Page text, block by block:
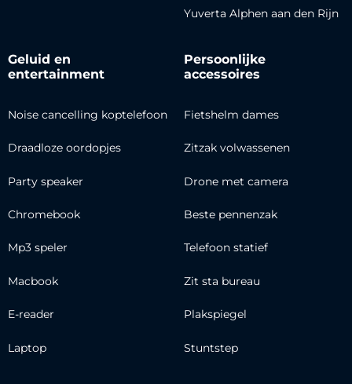
Yuverta Alphen aan den Rijn
Geluid en
entertainment
Noise cancelling koptelefoon
Draadloze oordopjes
Party speaker
Chromebook
Mp3 speler
Macbook
E-reader
Laptop
Persoonlijke
accessoires
Fietshelm dames
Zitzak volwassenen
Drone met camera
Beste pennenzak
Telefoon statief
Zit sta bureau
Plakspiegel
Stuntstep